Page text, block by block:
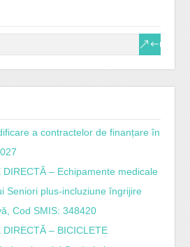
a contractelor de finanțare în
DIRECTĂ – Echipamente medicale
Seniori plus-incluziune îngrijire
Cod SMIS: 348420
DIRECTĂ – BICICLETE